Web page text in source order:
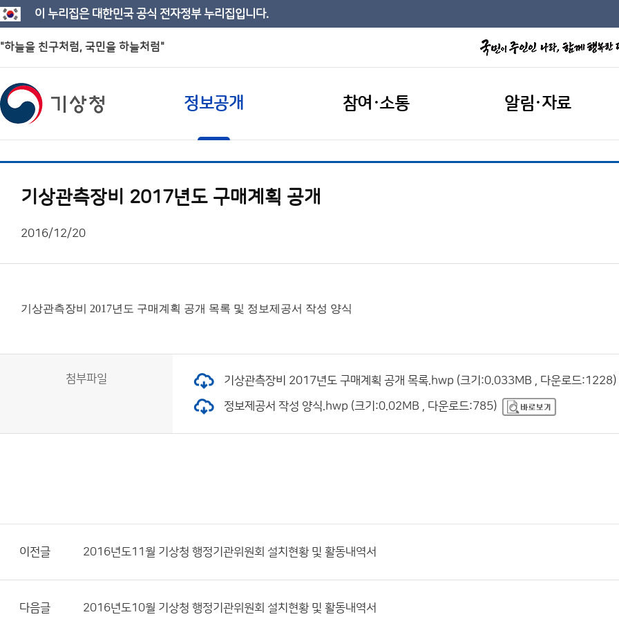
이 누리집은 대한민국 공식 전자정부 누리집입니다.
"하늘을 친구처럼, 국민을 하늘처럼"
정보공개 참여·소통 알림·자료
기상관측장비 2017년도 구매계획 공개
2016/12/20
기상관측장비 2017년도 구매계획 공개 목록 및 정보제공서 작성 양식
첨부파일 기상관측장비 2017년도 구매계획 공개 목록.hwp (크기:0.033MB , 다운로드:1228)
정보제공서 작성 양식.hwp (크기:0.02MB , 다운로드:785)
이전글 2016년도11월 기상청 행정기관위원회 설치현황 및 활동내역서
다음글 2016년도10월 기상청 행정기관위원회 설치현황 및 활동내역서